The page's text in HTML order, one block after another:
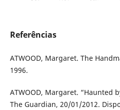
Referências
ATWOOD, Margaret. The
1996.
ATWOOD, Margaret. “Haunted
The Guardian, 20/01/2012.